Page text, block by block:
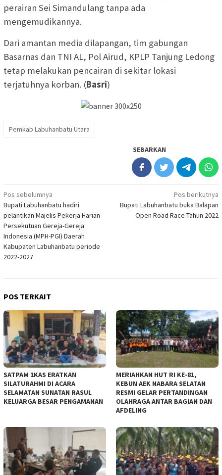
perairan Sei Simandulang tanpa ada
mengemudikannya.
Dari amantan media dilapangan, tim gabungan
Basarnas dan TNI AL, Pol Airud, KPLP Tanjung Ledong
tetap melakukan pencairan di sekitar lokasi
terjatuhnya korban. (Basri)
Pemkab Labuhanbatu Utara
SEBARKAN
Navigasi
pos
Pos sebelumnya
Bupati Labuhanbatu hadiri
pelantikan Majelis Pekerja Harian
Persekutuan Gereja-Gereja
Indonesia (MPH-PGI) Daerah
Kabupaten Labuhanbatu periode
2022-2027
Pos berikutnya
Bupati Labuhanbatu buka Balapan
Open Road Race Tahun 2022
POS TERKAIT
‎SATPAM 1KAS ERATKAN
SILATURAHMI DI ACARA
SELAMATAN SUNATAN RASUL
KELUARGA BESAR PENGAMANAN ‎
MERIAHKAN HUT RI KE-81,
KEBUN AEK NABARA SELATAN
RESMI GELAR PERTANDINGAN
OLAHRAGA ANTAR BAGIAN DAN
AFDELING